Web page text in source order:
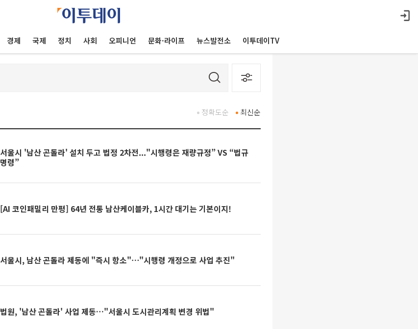
경제 국제 정치 사회 오피니언 문화·라이프 뉴스발전소 이투데이TV
최신순
정확도순
서울시 '남산 곤돌라' 설치 두고 법정 2차전..."시행령은 재량규정” VS “법규
명령”
[AI 코인패밀리 만평] 64년 전통 남산케이블카, 1시간 대기는 기본이지!
서울시, 남산 곤돌라 제동에 "즉시 항소"⋯"시행령 개정으로 사업 추진"
법원, '남산 곤돌라' 사업 제동…"서울시 도시관리계획 변경 위법"